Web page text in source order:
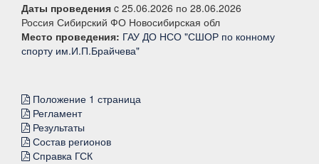
Даты проведения c 25.06.2026 по 28.06.2026
Россия Сибирский ФО Новосибирская обл
Место проведения: ГАУ ДО НСО "СШОР по конному
спорту им.И.П.Брайчева"
Положение 1 страница
Регламент
Результаты
Состав регионов
Справка ГСК